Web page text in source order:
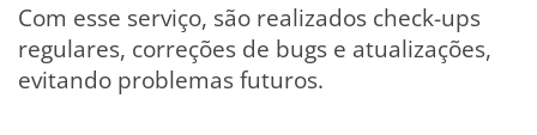
Com esse serviço, são realizados check-ups
regulares, correções de bugs e atualizações,
evitando problemas futuros.